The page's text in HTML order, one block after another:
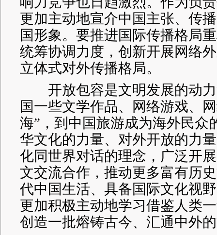
更加主动地宣介中国主张、传
国形象。要推进国际传播格局
统筹协调力度，创新开展网络
立体式对外传播格局。
开放包容是文明发展的动力
国一些文学作品、网络游戏、
海”，到中国旅游成为海外民众
华文化的力量、对外开放的力
化同世界对话的理念，广泛开
文交流合作，推动更多富有历
代中国生活、具备国际文化视
更加积极主动地学习借鉴人类
创造一批熔铸古今、汇通中外